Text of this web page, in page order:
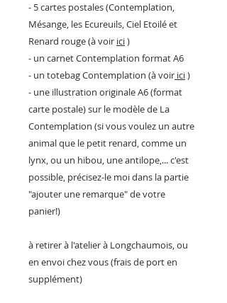
- 5 cartes postales (Contemplation,
Mésange, les Ecureuils, Ciel Etoilé et
Renard rouge (à voir ici)
- un carnet Contemplation format A6
- un totebag Contemplation (à voir ici)
- une illustration originale A6 (format
carte postale) sur le modèle de La
Contemplation (si vous voulez un autre
animal que le petit renard, comme un
lynx, ou un hibou, une antilope,... c'est
possible, précisez-le moi dans la partie
"ajouter une remarque" de votre
panier!)
à retirer à l'atelier à Longchaumois, ou
en envoi chez vous (frais de port en
supplément)